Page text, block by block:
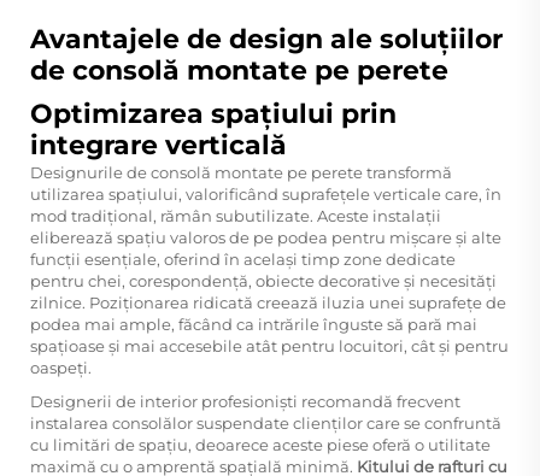
Avantajele de design ale soluțiilor
de consolă montate pe perete
Optimizarea spațiului prin
integrare verticală
Designurile de consolă montate pe perete transformă
utilizarea spațiului, valorificând suprafețele verticale care, în
mod tradițional, rămân subutilizate. Aceste instalații
eliberează spațiu valoros de pe podea pentru mișcare și alte
funcții esențiale, oferind în același timp zone dedicate
pentru chei, corespondență, obiecte decorative și necesități
zilnice. Poziționarea ridicată creează iluzia unei suprafețe de
podea mai ample, făcând ca intrările înguste să pară mai
spațioase și mai accesebile atât pentru locuitori, cât și pentru
oaspeți.
Designerii de interior profesioniști recomandă frecvent
instalarea consolălor suspendate clienților care se confruntă
cu limitări de spațiu, deoarece aceste piese oferă o utilitate
maximă cu o amprentă spațială minimă. Kitului de rafturi cu